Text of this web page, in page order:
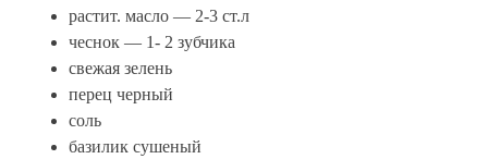
растит. масло — 2-3 ст.л
чеснок — 1- 2 зубчика
свежая зелень
перец черный
соль
базилик сушеный